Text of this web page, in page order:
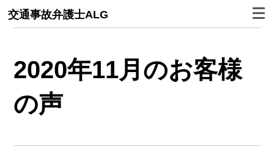
交通事故弁護士ALG
2020年11月のお客様
の声